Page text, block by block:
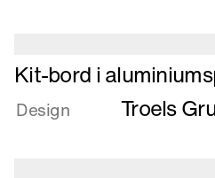
Læs
mere
om
Kit-bord i
Design Troels